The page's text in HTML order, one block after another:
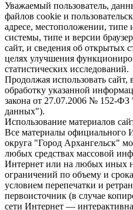
Уважаемый пользователь,
файлов cookie и
адресе, местоположении, типе
системы, типе и версии
сайт, и сведения об открытых
целях улучшения
статистических исследований.
Продолжая использовать сайт,
обработку указанной
закона от 27.07.2006 № 152-ФЗ
данных").
Использование материалов
Все материалы официального
округа "Город Архангельск"
любых средствах массовой
Интернет или на любых иных
ограничений по объему и
условием перепечатки и
первоисточник (в случае
сети Интернет —